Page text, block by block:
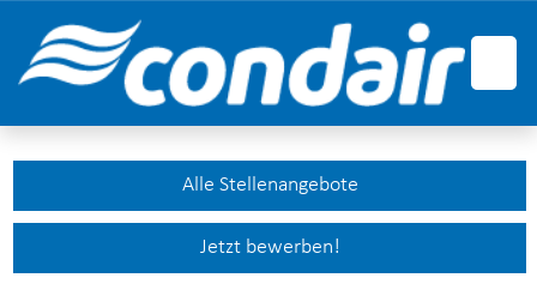
Deutsch Englisch
Französisch
Alle Stellenangebote
Jetzt bewerben!